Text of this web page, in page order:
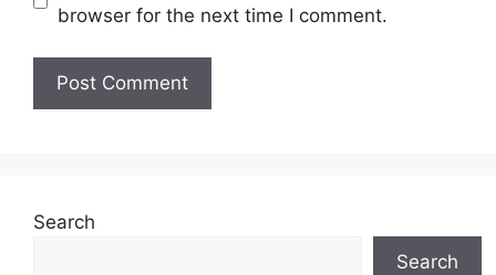
browser for the next time I comment.
Search
Search